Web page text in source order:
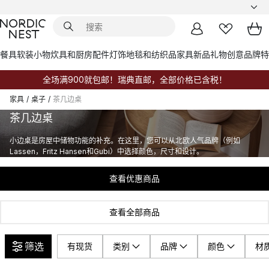
餐具软装小物炊具和厨房配件灯饰地毯和纺织品家具新品礼物创意品牌
全场满900就包邮！瑞典直邮，全部价格已含税！
家具 / 桌子 / 茶几边桌
茶几边桌
小边桌是房屋中储物功能的补充。在这里，您可以从北欧人气品牌（例如
Lassen，Fritz Hansen和Gubi）中选择颜色，尺寸和设计。
查看优惠商品
查看全部商品
筛选 有现货 类别 品牌 颜色 材